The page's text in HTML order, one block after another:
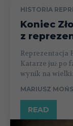
HISTORIA
Koniec
z
Reprezentacja
Katarze już po
wynik na
MARIUSZ
READ